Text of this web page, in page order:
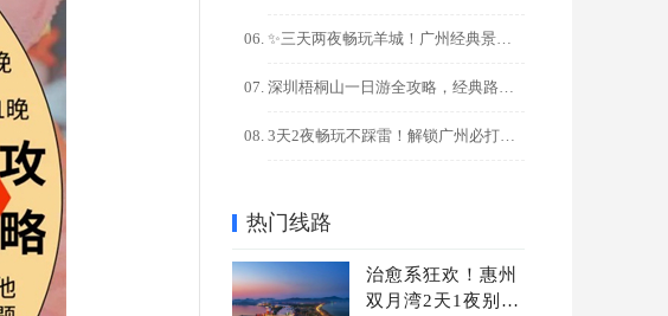
✨三天两夜畅玩羊城！广州经典景点+美食全攻略
深圳梧桐山一日游全攻略，经典路线+隐藏玩法解锁
3天2夜畅玩不踩雷！解锁广州必打卡的10大宝藏景点
热门线路
治愈系狂欢！惠州
双月湾2天1夜别墅